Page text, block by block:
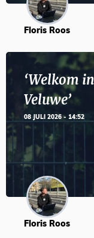
Floris Roos
‘Welkom
Veluwe’
08 JULI 2026 - 14:52
Floris Roos